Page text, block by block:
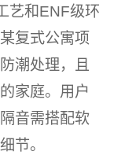
艺和ENF级环
复式公寓项
潮处理，且
家庭。用户
音需搭配软
节。